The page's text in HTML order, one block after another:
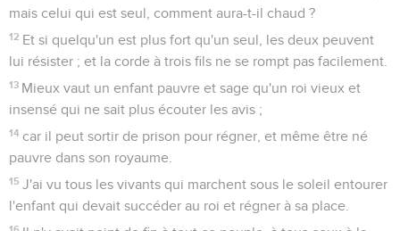
mais celui qui est seul, comment aura-t-il chaud ?
12 Et si quelqu'un est plus fort qu'un seul, les deux peuvent
lui résister ; et la corde à trois fils ne se rompt pas facilement.
13 Mieux vaut un enfant pauvre et sage qu'un roi vieux et
insensé qui ne sait plus écouter les avis ;
14 car il peut sortir de prison pour régner, et même être né
pauvre dans son royaume.
15 J'ai vu tous les vivants qui marchent sous le soleil entourer
l'enfant qui devait succéder au roi et régner à sa place.
16